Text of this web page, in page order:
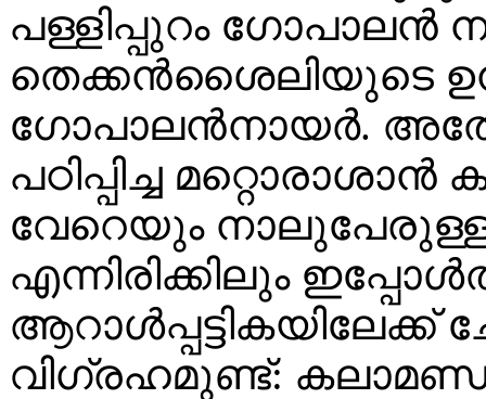
പള്ളിപ്പുറം ഗോപാലൻ
തെക്കൻശൈലിയുടെ
ഗോപാലൻനായർ.
പഠിപ്പിച്ച
വേറെയും
എന്നിരിക്കിലും
ആറാൾപ്പട്ടികയിലേക്ക്
വിഗ്രഹമുണ്ട്: